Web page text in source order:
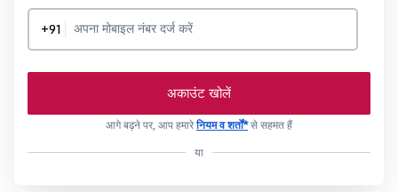
+91
अकाउंट खोलें
आगे बढ़ने पर, आप हमारेनियम व शर्तों*से सहमत हैं
या